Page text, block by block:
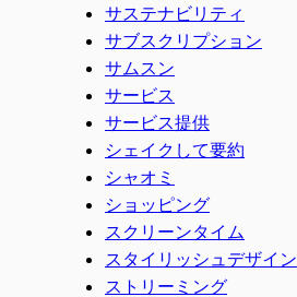
サステナビリティ
サブスクリプション
サムスン
サービス
サービス提供
シェイクして要約
シャオミ
ショッピング
スクリーンタイム
スタイリッシュデザイン
ストリーミング